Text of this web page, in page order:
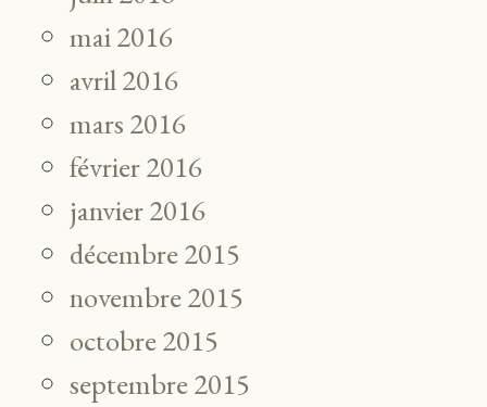
mai 2016
avril 2016
mars 2016
février 2016
janvier 2016
décembre 2015
novembre 2015
octobre 2015
septembre 2015